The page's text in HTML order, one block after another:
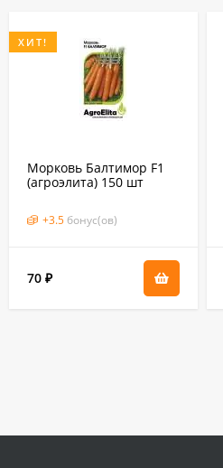
ХИТ!
Морковь Балтимор F1
(агроэлита) 150 шт
+3.5 бонус(ов)
70 ₽